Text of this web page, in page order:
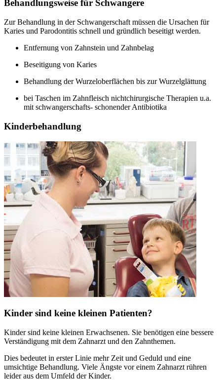
Behandlungsweise für Schwangere
Zur Behandlung in der Schwangerschaft müssen die Ursachen für
Karies und Parodontitis schnell und gründlich beseitigt werden.
Entfernung von Zahnstein und Zahnbelag
Beseitigung von Karies
Behandlung der Wurzeloberflächen bis zur Wurzelglättung
bei Taschen im Zahnfleisch nichtchirurgische Therapien u.a.
mit schwangerschafts- schonender Antibiotika
Kinderbehandlung
Kinder sind keine kleinen Patienten?
Kinder sind keine kleinen Erwachsenen. Sie benötigen eine bessere
Verständigung mit dem Zahnarzt und den Zahnthemen.
Dies bedeutet in erster Linie mehr Zeit und Geduld und eine
umsichtige Behandlung. Viele Ängste vor einem Zahnarzt rühren
leider aus dem Umfeld der Kinder.